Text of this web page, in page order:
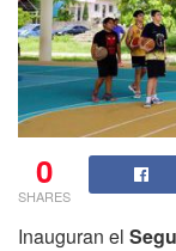
0
SHARES
Inauguran el